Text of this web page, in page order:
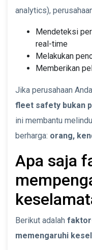
analytics),
Mendeteksi
real-time
Melakukan
Memberikan
Jika perusahaan
fleet safety bukan
ini membantu
berharga: orang,
Apa saja
Berikut adalah
memengaruhi